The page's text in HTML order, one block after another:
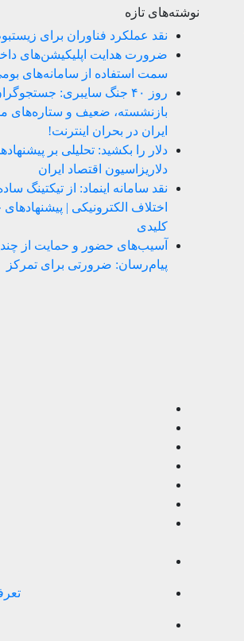
نوشته‌های تازه
نقد عملکرد فناوران برای
ضرورت هدایت اپلیکیشن‌های
سمت استفاده از سامانه‌های
روز ۴۰ جنگ سایبری:
بازنشسته، ضعیف و ستاره‌های
ایران در بحران اینترنت!
دلار را بکشید: تحلیلی بر
دلاریزاسیون اقتصاد ایران
نقد سامانه اینماد: از تیکتینگ
اختلاف الکترونیکی |
کلیدی
آسیب‌های حضور و حمایت از
پیام‌رسان: ضرورتی برای تمرکز